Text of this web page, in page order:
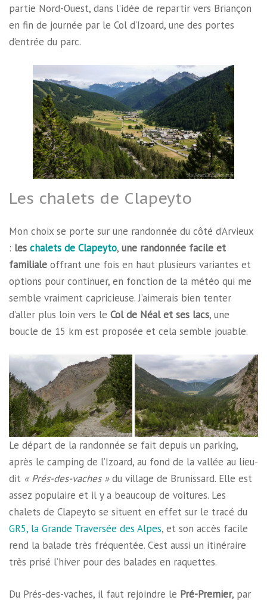
partie Nord-Ouest, dans l’idée de repartir vers Briançon
en fin de journée par le Col d’Izoard, une des portes
d’entrée du parc.
Les chalets de Clapeyto
Mon choix se porte sur une randonnée du côté d’Arvieux
: les chalets de Clapeyto, une randonnée facile et
familiale offrant une fois en haut plusieurs variantes et
options pour continuer, en fonction de la météo qui me
semble vraiment capricieuse. J’aimerais bien tenter
d’aller plus loin vers le Col de Néal et ses lacs, une
boucle de 15 km est proposée et cela semble jouable.
Le départ de la randonnée se fait depuis un parking,
après le camping de l’Izoard, au fond de la vallée au lieu-
dit « Prés-des-vaches »du village de Brunissard. Elle est
assez populaire et il y a beaucoup de voitures. Les
chalets de Clapeyto se situent en effet sur le tracé du
GR5, la Grande Traversée des Alpes, et son accès facile
rend la balade très fréquentée. C’est aussi un itinéraire
très prisé l’hiver pour des balades en raquettes.
Du Prés-des-vaches, il faut rejoindre le Pré-Premier, par